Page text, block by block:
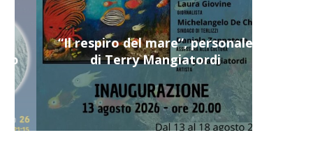
“Il respiro del mare”, personale
di Terry Mangiatordi